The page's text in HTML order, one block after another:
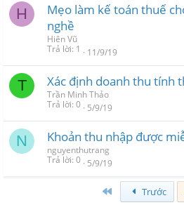
H
Mẹo làm kế toán thuế
nghề
Hiên Vũ
Trả lời 1 11/9/19
T Xác định doanh thu tính
Trần Minh Thảo
Trả lời 0 5/9/19
N Khoản thu nhập được
nguyenthutrang
Trả lời 0 5/9/19
Trước